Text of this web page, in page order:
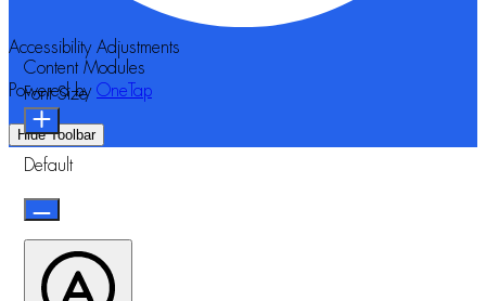
Accessibility Adjustments
Powered by OneTap
Hide Toolbar
Content Modules
Font Size
Default